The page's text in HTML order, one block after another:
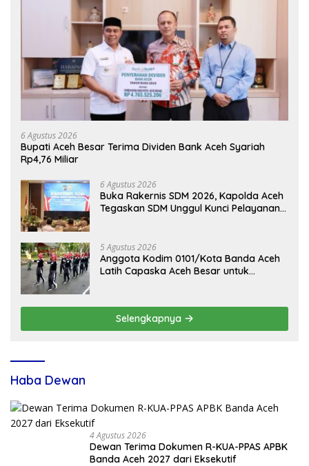
6 Agustus 2026
Bupati Aceh Besar Terima Dividen Bank Aceh Syariah
Rp4,76 Miliar
6 Agustus 2026
Buka Rakernis SDM 2026, Kapolda Aceh
Tegaskan SDM Unggul Kunci Pelayanan
5 Agustus 2026
Anggota Kodim 0101/Kota Banda Aceh
Latih Capaska Aceh Besar untuk
Selengkapnya
Haba Dewan
4 Agustus 2026
Dewan Terima Dokumen R-KUA-PPAS APBK
Banda Aceh 2027 dari Eksekutif